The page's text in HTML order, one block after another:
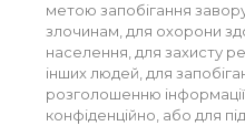
метою запобігання
злочинам, для охорони
населення, для захисту
інших людей, для
розголошенню
конфіденційно, або для